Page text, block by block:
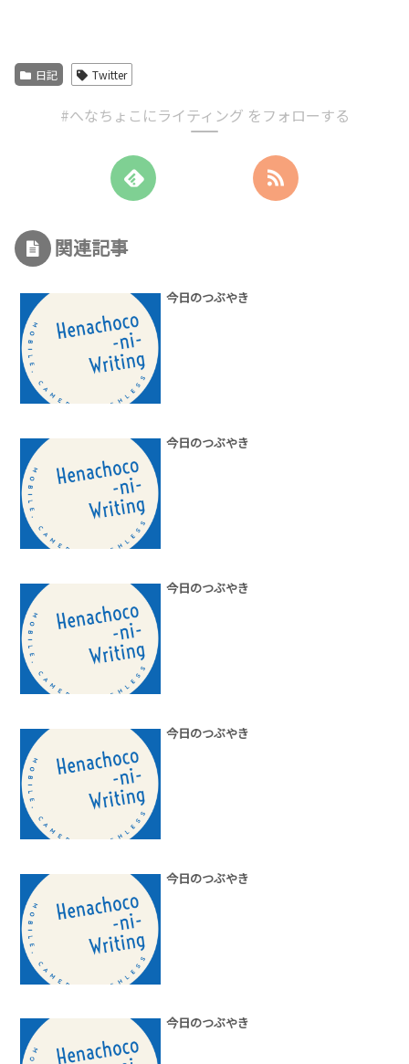
日記 Twitter
#へなちょこにライティング をフォローする
関連記事
今日のつぶやき
今日のつぶやき
今日のつぶやき
今日のつぶやき
今日のつぶやき
今日のつぶやき